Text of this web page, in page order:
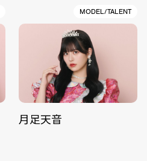
MODEL/TALENT
月足天音